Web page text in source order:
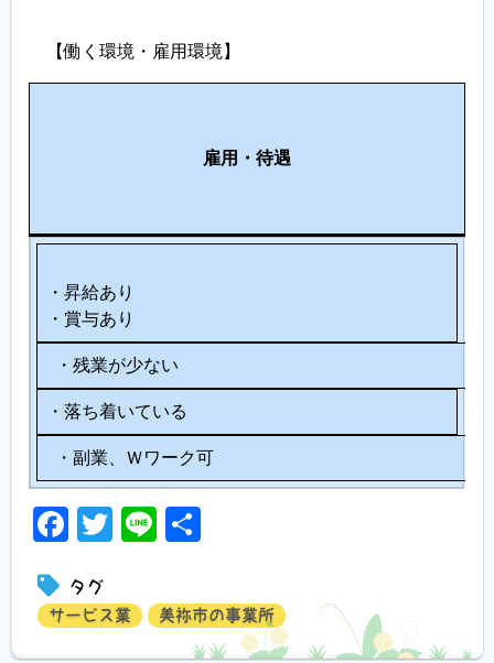
【働く環境・雇用環境】
雇用 ・待遇
・昇給あり
・賞与あり
・残業が少ない
・落ち着いている
・副業、Ｗワーク可
Facebook
Twitter
Line
タグ
サービス業 美祢市の事業所